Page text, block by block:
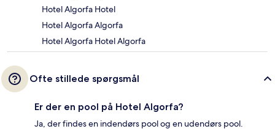
Hotel Algorfa Hotel
Hotel Algorfa Algorfa
Hotel Algorfa Hotel Algorfa
Ofte stillede spørgsmål
Er der en pool på Hotel Algorfa?
Ja, der findes en indendørs pool og en udendørs pool.